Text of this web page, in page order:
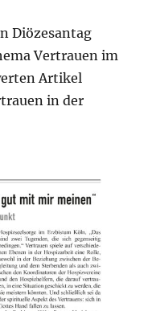
Diözesantag
Vertrauen im
Artikel
in der